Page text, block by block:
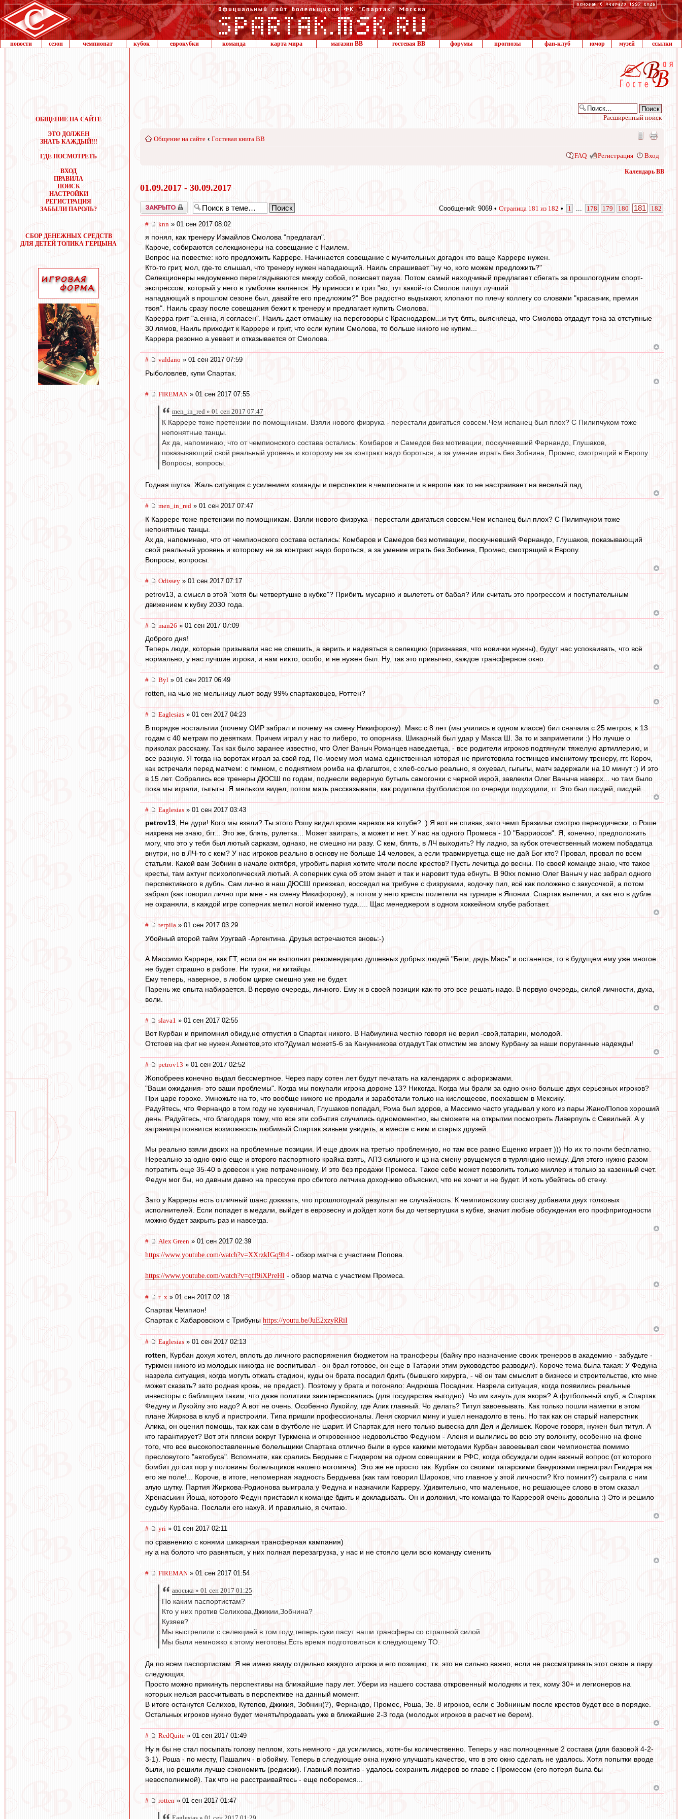
новости сезон чемпионат кубок еврокубки команда карта мира магазин ВВ гостевая ВВ форумы прогнозы фан-клуб юмор музей ссылки
ОБЩЕНИЕ НА САЙТЕ
ЭТО ДОЛЖЕН
ЗНАТЬ КАЖДЫЙ!!!
ГДЕ ПОСМОТРЕТЬ
ВХОД
ПРАВИЛА
ПОИСК
НАСТРОЙКИ
РЕГИСТРАЦИЯ
ЗАБЫЛИ ПАРОЛЬ?
СБОР ДЕНЕЖНЫХ СРЕДСТВ
ДЛЯ ДЕТЕЙ ТОЛИКА ГЕРЦЫНА
Расширенный поиск
Общение на сайте ‹ Гостевая книга ВВ
FAQ Регистрация Вход
Календарь ВВ
01.09.2017 - 30.09.2017
Закрыто Сообщений: 9069 • Страница 181 из 182 • 1 178 179 180 181 182
# knn » 01 сен 2017 08:02
я понял, как тренеру Измайлов Смолова "предлагал".
Кароче, собираются селекционеры на совещание с Наилем.
Вопрос на повестке: кого предложить Каррере. Начинается совещание с мучительных догадок кто ваще Каррере нужен.
Кто-то грит, мол, где-то слышал, что тренеру нужен нападающий. Наиль спрашивает "ну чо, кого можем предложить?"
Селекционеры недоуменно переглядываются между собой, повисает пауза. Потом самый находчивый предлагает сбегать за прошлогодним спорт-
экспрессом, который у него в тумбочке валяется. Ну приносит и грит "во, тут какой-то Смолов пишут лучший
нападающий в прошлом сезоне был, давайте его предложим?" Все радостно выдыхают, хлопают по плечу коллегу со словами "красавчик, премия
твоя". Наиль сразу после совещания бежит к тренеру и предлагает купить Смолова.
Карерра грит "а.енна, я согласен". Наиль дает отмашку на переговоры с Краснодаром...и тут, блть, выясняеца, что Смолова отдадут тока за отступные
30 лямов, Наиль приходит к Каррере и грит, что если купим Смолова, то больше никого не купим...
Каррера резонно а.уевает и отказывается от Смолова.
# valdano » 01 сен 2017 07:59
Рыболовлев, купи Спартак.
# FIREMAN » 01 сен 2017 07:55
men_in_red » 01 сен 2017 07:47
К Каррере тоже претензии по помощникам. Взяли нового физрука - перестали двигаться совсем.Чем испанец был плох? С Пилипчуком тоже
непонятные танцы.
Ах да, напоминаю, что от чемпионского состава остались: Комбаров и Самедов без мотивации, поскучневший Фернандо, Глушаков,
показывающий свой реальный уровень и которому не за контракт надо бороться, а за умение играть без Зобнина, Промес, смотрящий в Европу.
Вопросы, вопросы.
Годная шутка. Жаль ситуация с усилением команды и перспектив в чемпионате и в европе как то не настраивает на веселый лад.
# men_in_red » 01 сен 2017 07:47
К Каррере тоже претензии по помощникам. Взяли нового физрука - перестали двигаться совсем.Чем испанец был плох? С Пилипчуком тоже
непонятные танцы.
Ах да, напоминаю, что от чемпионского состава остались: Комбаров и Самедов без мотивации, поскучневший Фернандо, Глушаков, показывающий
свой реальный уровень и которому не за контракт надо бороться, а за умение играть без Зобнина, Промес, смотрящий в Европу.
Вопросы, вопросы.
# Odissey » 01 сен 2017 07:17
petrov13, а смысл в этой "хотя бы четвертушке в кубке"? Прибить мусарню и вылететь от бабая? Или считать это прогрессом и поступательным
движением к кубку 2030 года.
# man26 » 01 сен 2017 07:09
Доброго дня!
Теперь люди, которые призывали нас не спешить, а верить и надеяться в селекцию (признавая, что новички нужны), будут нас успокаивать, что всё
нормально, у нас лучшие игроки, и нам никто, особо, и не нужен был. Ну, так это привычно, каждое трансферное окно.
# Byl » 01 сен 2017 06:49
rotten, на чью же мельницу льют воду 99% спартаковцев, Роттен?
# Eaglesias » 01 сен 2017 04:23
В порядке ностальгии (почему ОИР забрал и почему на смену Никифорову). Макс с 8 лет (мы учились в одном классе) бил сначала с 25 метров, к 13
годам с 40 метрам по девяткам. Причем играл у нас то либеро, то опорника. Шикарный был удар у Макса Ш. За то и заприметили :) Но лучше о
приколах расскажу. Так как было заранее известно, что Олег Ваныч Романцев наведаетца, - все родители игроков подтянули тяжелую артиллерию, и
все разную. Я тогда на воротах играл за свой год, По-моему моя мама единственная которая не приготовила гостинцев именитому тренеру, ггг. Короч,
как встречали перед матчем: с гимном, с поднятием ромба на флагшток, с хлеб-солью реально, я охуевал, гыгыгы, матч задержали на 10 минут :) И это
в 15 лет. Собрались все тренеры ДЮСШ по годам, поднесли ведерную бутыль самогонки с черной икрой, завлекли Олег Ваныча наверх... чо там было
пока мы играли, гыгыгы. Я мельком видел, потом мать рассказывала, как родители футболистов по очереди подходили, гг. Это был писдей, писдей...
# Eaglesias » 01 сен 2017 03:43
petrov13, Не дури! Кого мы взяли? Ты этого Рошу видел кроме нарезок на ютубе? :) Я вот не спивак, зато чемп Бразильи смотрю переодически, о Роше
нихрена не знаю, бгг... Это же, блять, рулетка... Может заиграть, а может и нет. У нас на одного Промеса - 10 "Барриосов". Я, конечно, предположить
могу, что это у тебя был лютый сарказм, однако, не смешно ни разу. С кем, блять, в ЛЧ выходить? Ну ладно, за кубок отечественный можем побадатца
внутри, но в ЛЧ-то с кем? У нас игроков реально в основу не больше 14 человек, а если травмируетца еще не дай Бог кто? Провал, провал по всем
статьям. Какой вам Зобнин в начале октября, угробить парня хотите чтоли после крестов? Пусть лечитца до весны. По своей команде знаю, что такое
кресты, там ахтунг психологический лютый. А соперник сука об этом знает и так и наровит туда ебнуть. В 90хх помню Олег Ваныч у нас забрал одного
перспективного в дубль. Сам лично в наш ДЮСШ приезжал, восседал на трибуне с физруками, водочку пил, всё как положено с закусочкой, а потом
забрал (как говорил лично при мне - на смену Никифорову), а потом у него кресты полетели на турнире в Японии. Спартак вылечил, и как его в дубле
не охраняли, в каждой игре соперник метил ногой именно туда..... Щас менеджером в одном хоккейном клубе работает.
# terpila » 01 сен 2017 03:29
Убойный второй тайм Уругвай -Аргентина. Друзья встречаются вновь:-)
А Массимо Каррере, как ГТ, если он не выполнит рекомендацию душевных добрых людей "Беги, дядь Мась" и останется, то в будущем ему уже многое
не будет страшно в работе. Ни турки, ни китайцы.
Ему теперь, наверное, в любом цирке смешно уже не будет.
Парень же опыта набирается. В первую очередь, личного. Ему ж в своей позиции как-то это все решать надо. В первую очередь, силой личности, духа,
воли.
# slava1 » 01 сен 2017 02:55
Вот Курбан и припомнил обиду,не отпустил в Спартак никого. В Набиулина честно говоря не верил -свой,татарин, молодой.
Отстоев на фиг не нужен.Ахметов,это кто?Думал может5-6 за Канунникова отдадут.Так отмстим же злому Курбану за наши поруганные надежды!
# petrov13 » 01 сен 2017 02:52
Жопобреев конечно выдал бессмертное. Через пару сотен лет будут печатать на календарях с афоризмами.
"Ваши ожидания- это ваши проблемы". Когда мы покупали игрока дороже 13? Никогда. Когда мы брали за одно окно больше двух серьезных игроков?
При царе горохе. Умножьте на то, что вообще никого не продали и заработали только на кислощееве, поехавшем в Мексику.
Радуйтесь, что Фернандо в том году не хуевничал, Глушаков попадал, Рома был здоров, а Массимо часто угадывал у кого из пары Жано/Попов хороший
день. Радуйтесь, что благодаря тому, что все эти события случились одномоментно, вы сможете на открытии посмотреть Ливерпуль с Севильей. А у
заграницы появится возможность любимый Спартак живьем увидеть, а вместе с ним и старых друзей.
Мы реально взяли двоих на проблемные позиции. И еще двоих на третью проблемную, но там все равно Ещенко играет ))) Но их то почти бесплатно.
Нереально за одно окно еще и второго паспортного крайка взять, АПЗ сильного и цз на смену рвущемуся в турляндию немцу. Для этого нужно разом
потратить еще 35-40 в довесок к уже потраченному. И это без продажи Промеса. Такое себе может позволить только миллер и только за казенный счет.
Федун мог бы, но давным давно на прессухе про сбитого летчика доходчиво объяснил, что не хочет и не будет. И хоть убейтесь об стену.
Зато у Карреры есть отличный шанс доказать, что прошлогодний результат не случайность. К чемпионскому составу добавили двух толковых
исполнителей. Если попадет в медали, выйдет в евровесну и дойдет хотя бы до четвертушки в кубке, значит любые обсуждения его профпригодности
можно будет закрыть раз и навсегда.
# Alex Green » 01 сен 2017 02:39
https://www.youtube.com/watch?v=XXrzkIGq9h4 - обзор матча с участием Попова.
https://www.youtube.com/watch?v=qff9iXPreHI - обзор матча с участием Промеса.
# r_x » 01 сен 2017 02:18
Спартак Чемпион!
Спартак с Хабаровском с Трибуны https://youtu.be/JuE2xzyRRiI
# Eaglesias » 01 сен 2017 02:13
rotten , Курбан дохуя хотел, вплоть до личного распоряжения бюджетом на трансферы (байку про назначение своих тренеров в академию - забудьте -
туркмен никого из молодых никогда не воспитывал - он брал готовое, он еще в Татарии этим руководство разводил). Короче тема была такая: У Федуна
назрела ситуация, когда могуть отжать стадион, куды он брата посадил бдить (бывшего хирурга, - чё он там смыслит в бизнесе и строительстве, кто мне
может сказать? зато родная кровь, не предаст.). Поэтому у брата и погоняло: Андрюша Посадник. Назрела ситуация, когда появились реальные
инвесторы с баблищем таким, что даже политики заинтересовались (для государства выгодно). Чо им кинуть для якоря? А футбольный клуб, а Спартак.
Федуну и Лукойлу это надо? А вот не очень. Особенно Лукойлу, где Алик главный. Чо делать? Титул завоевывать. Как только пошли наметки в этом
плане Жиркова в клуб и пристроили. Типа пришли профессионалы. Леня скорчил мину и ушел ненадолго в тень. Но так как он старый наперстник
Алика, он оценил помощь, так как сам в футболе не шарит. И Спартак для него только вывеска для Дел и Делишек. Короче говоря, нужен был титул. А
кто гарантирует? Вот эти пляски вокруг Туркмена и откровенное недовольство Федуном - Аленя и вылились во всю эту волокиту, особенно на фоне
того, что все высокопоставленные болельщики Спартака отлично были в курсе какими методами Курбан завоевывал свои чемпионства помимо
пресловутого "автобуса". Вспомните, как срались Бердыев с Гнидером на одном совещании в РФС, когда обсуждали один важный вопрос (от которого
бомбит до сих пор у половины болельщиков нашего ногомяча). Это же не просто так. Курбан со своими татарскими бандюками переиграл Гнидера на
его же поле!... Короче, в итоге, непомерная жадность Бердыева (как там говорил Широков, что главное у этой личности? Кто помнит?) сыграла с ним
злую шутку. Партия Жиркова-Родионова выиграла у Федуна и назначили Карреру. Удивительно, что маленькое, но решающее слово в этом сказал
Хренаськин Йоша, которого Федун приставил к команде бдить и докладывать. Он и доложил, что команда-то Каррерой очень довольна :) Это и решило
судьбу Курбана. Послали его нахуй. И правильно, я считаю.
# yri » 01 сен 2017 02:11
по сравнению с конями шикарная трансферная кампания)
ну а на болото что равняться, у них полная перезагрузка, у нас и не стояло цели всю команду сменить
# FIREMAN » 01 сен 2017 01:54
авоська » 01 сен 2017 01:25
По каким паспортистам?
Кто у них против Селихова,Джикии,Зобнина?
Кузяев?
Мы выстрелили с селекцией в том году,теперь суки пасут наши трансферы со страшной силой.
Мы были немножко к этому неготовы.Есть время подготовиться к следующему ТО.
Да по всем паспортистам. Я не имею ввиду отдельно каждого игрока и его позицию, т.к. это не сильно важно, если не рассматривать этот сезон а пару
следующих.
Просто можно прикинуть перспективы на ближайшие пару лет. Убери из нашего состава откровенный молодняк и тех, кому 30+ и легионеров на
которых нельзя рассчитывать в перспективе на данный момент.
В итоге останутся Селихов, Кутепов, Джикия, Зобнин(?), Фернандо, Промес, Роша, Зе. 8 игроков, если с Зобниным после крестов будет все в порядке.
Остальных игроков нужно будет менять/продавать уже в ближайшие 2-3 года (молодых игроков в расчет не берем).
# RedQuite » 01 сен 2017 01:49
Ну я бы не стал посыпать голову пеплом, хоть немного - да усилились, хотя-бы количественно. Теперь у нас полноценные 2 состава (для базовой 4-2-
3-1). Роша - по месту, Пашалич - в обойму. Теперь в следующие окна нужно улучшать качество, что в это окно сделать не удалось. Хотя попытки вроде
были, но решили лучше сэкономить (редиски). Главный позитив - удалось сохранить лидеров во главе с Промесом (его потеря была бы
невосполнимой). Так что не расстраивайтесь - еще поборемся...
# rotten » 01 сен 2017 01:47